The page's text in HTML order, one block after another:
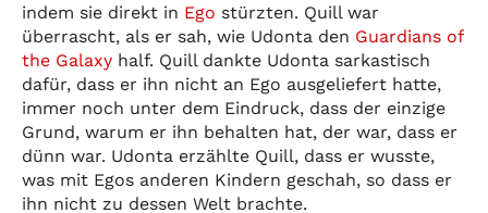
indem sie direkt in Ego stürzten. Quill war
überrascht, als er sah, wie Udonta den Guardians of
the Galaxy half. Quill dankte Udonta sarkastisch
dafür, dass er ihn nicht an Ego ausgeliefert hatte,
immer noch unter dem Eindruck, dass der einzige
Grund, warum er ihn behalten hat, der war, dass er
dünn war. Udonta erzählte Quill, dass er wusste,
was mit Egos anderen Kindern geschah, so dass er
ihn nicht zu dessen Welt brachte.